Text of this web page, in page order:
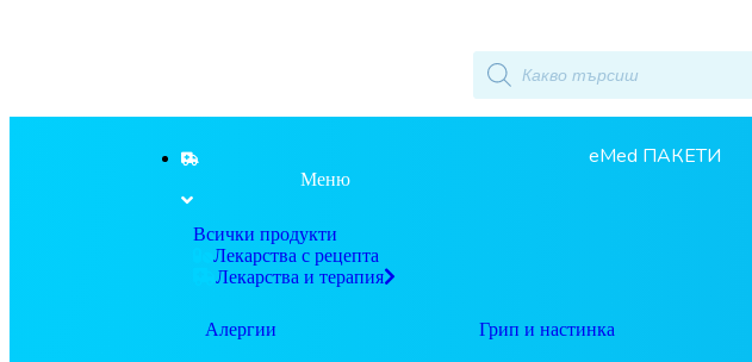
Меню
Всички продукти
Лекарства с рецепта
Лекарства и терапия
Алергии Грип и настинка
eMed ПАКЕТИ